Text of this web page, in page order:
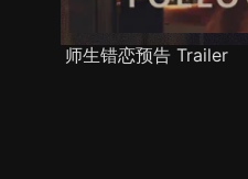
师生错恋预告 Trailer